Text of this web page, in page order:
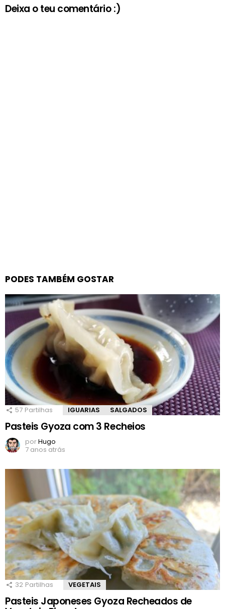
Deixa o teu comentário :)
PODES TAMBÉM GOSTAR
57 Partilhas IGUARIAS SALGADOS
Pasteis Gyoza com 3 Recheios
porHugo
7 anos atrás
32 Partilhas VEGETAIS
Pasteis Japoneses Gyoza Recheados de